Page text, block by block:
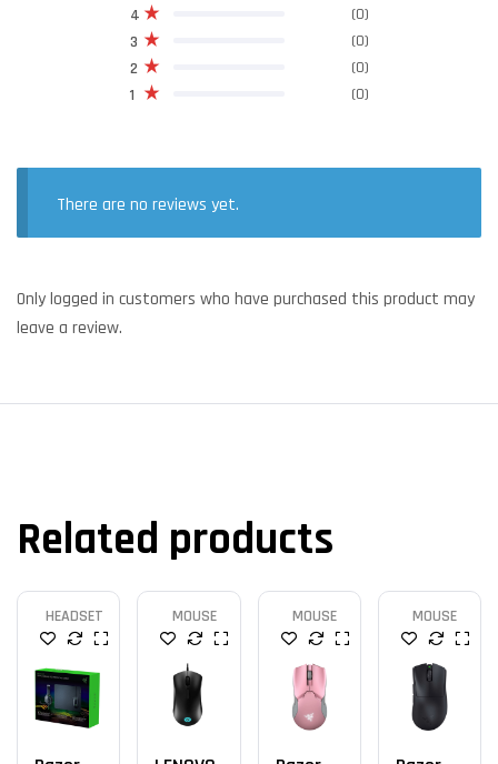
1 (0)
2 (0)
3 (0)
4 (0)
There are no reviews yet.
Only logged in customers who have purchased this product may
leave a review.
Related products
HEADSET MOUSE MOUSE MOUSE